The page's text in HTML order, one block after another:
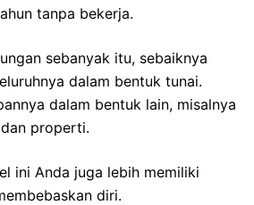
tanpa bekerja.
sebanyak itu, sebaiknya
dalam bentuk tunai.
dalam bentuk lain, misalnya
properti.
ini Anda juga lebih memiliki
diri.